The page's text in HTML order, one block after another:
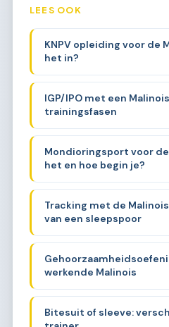
LEES OOK
KNPV opleiding voor de
het in?
IGP/IPO met een
trainingsfasen
Mondioringsport voor
het en hoe begin je?
Tracking met de
van een sleepspoor
werkende Malinois
Bitesuit of sleeve: